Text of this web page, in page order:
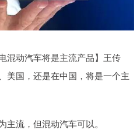
混动汽车将是主流产品】王传
美国，还是在中国，将是一个主
流，但混动汽车可以。